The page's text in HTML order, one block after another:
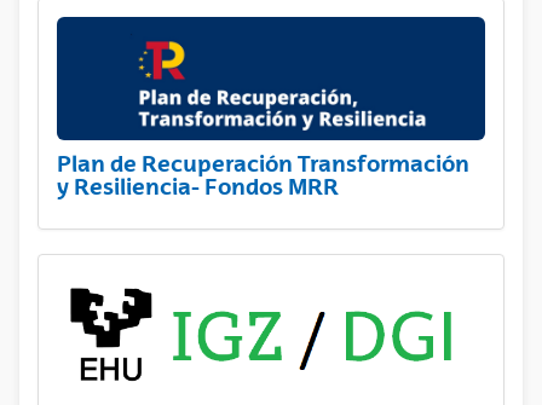
Plan de Recuperación Transformación
y Resiliencia- Fondos MRR